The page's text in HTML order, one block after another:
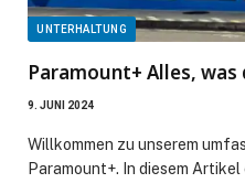
UNTERHALTUNG
Paramount+ Alles,
9. JUNI 2024
Willkommen zu unserem
Paramount+. In diesem